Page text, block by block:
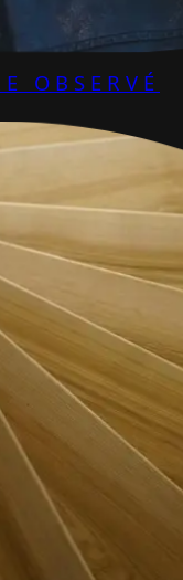
OBSERVÉ